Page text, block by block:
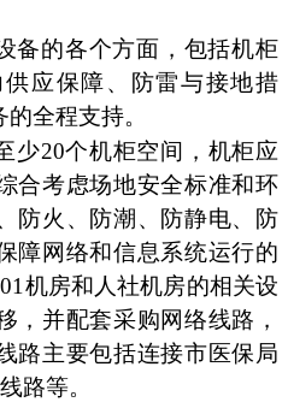
备的各个方面，包括机柜
应保障、防雷与接地措
全程支持。
少20个机柜空间，机柜应
合考虑场地安全标准和环
防火、防潮、防静电、防
障网络和信息系统运行的
机房和人社机房的相关设
，并配套采购网络线路，
路主要包括连接市医保局
路等。